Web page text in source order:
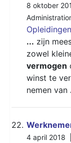
8 oktober
Opleidingen
... zijn
zowel
vermogen
winst te
nemen van
22.
4 april 2018